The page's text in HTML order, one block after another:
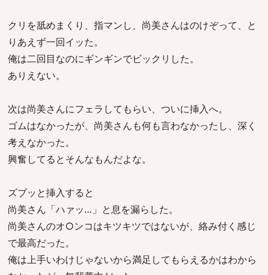
クリを舐めまくり、指マンし、尚美さんはのけぞって、と
りあえず一回イッた。
俺は二回目なのにギンギンでビックリした。
ありえない。
次は尚美さんにフェラしてもらい、ついに挿入へ。
ゴムはなかったが、尚美さんも何も言わなかったし、深く
考えなかった。
興奮してるとそんなもんだよな。
ズブッと挿入すると
尚美さん「ハァッ…」と息を漏らした。
尚美さんのオ○ンコはキツキツではないが、絡み付く感じ
で最高だった。
俺は上手いわけじゃないから満足してもらえるかはわから